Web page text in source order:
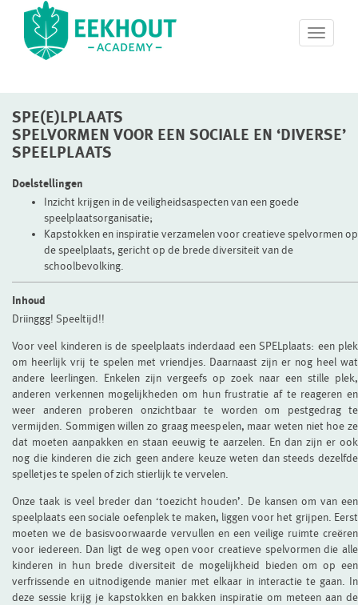
T
o
n
SPE(E)LPLAATS
SPELVORMEN VOOR EEN SOCIALE EN ‘DIVERSE’
SPEELPLAATS
Doelstellingen
Inzicht krijgen in de veiligheidsaspecten van een goede
speelplaatsorganisatie;
Kapstokken en inspiratie verzamelen voor creatieve spelvormen op
de speelplaats, gericht op de brede diversiteit van de
schoolbevolking.
Inhoud
Driinggg! Speeltijd!!
Voor veel kinderen is de speelplaats inderdaad een SPELplaats: een plek
om heerlijk vrij te spelen met vriendjes. Daarnaast zijn er nog heel wat
andere leerlingen. Enkelen zijn vergeefs op zoek naar een stille plek,
anderen verkennen mogelijkheden om hun frustratie af te reageren en
weer anderen proberen onzichtbaar te worden om pestgedrag te
vermijden. Sommigen willen zo graag meespelen, maar weten niet hoe ze
dat moeten aanpakken en staan eeuwig te aarzelen. En dan zijn er ook
nog die kinderen die zich geen andere keuze weten dan steeds dezelfde
spelletjes te spelen of zich stierlijk te vervelen.
Onze taak is veel breder dan ‘toezicht houden’. De kansen om van een
speelplaats een sociale oefenplek te maken, liggen voor het grijpen. Eerst
moeten we de basisvoorwaarde vervullen en een veilige ruimte creëren
voor iedereen. Dan ligt de weg open voor creatieve spelvormen die alle
kinderen in hun brede diversiteit de mogelijkheid bieden om op een
verfrissende en uitnodigende manier met elkaar in interactie te gaan. In
deze sessie krijg je kapstokken en bakken inspiratie om meteen aan de